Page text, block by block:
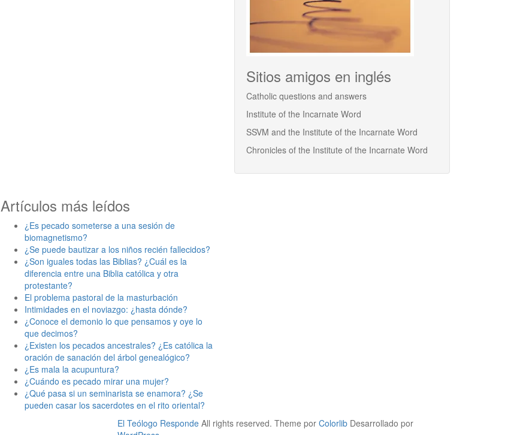
Sitios amigos en inglés
Catholic questions and answers
Institute of the Incarnate Word
SSVM and the Institute of the Incarnate Word
Chronicles of the Institute of the Incarnate Word
Artículos más leídos
¿Es pecado someterse a una sesión de
biomagnetismo?
¿Se puede bautizar a los niños recién fallecidos?
¿Son iguales todas las Biblias? ¿Cuál es la
diferencia entre una Biblia católica y otra
protestante?
El problema pastoral de la masturbación
Intimidades en el noviazgo: ¿hasta dónde?
¿Conoce el demonio lo que pensamos y oye lo
que decimos?
¿Existen los pecados ancestrales? ¿Es católica la
oración de sanación del árbol genealógico?
¿Es mala la acupuntura?
¿Cuándo es pecado mirar una mujer?
¿Qué pasa si un seminarista se enamora? ¿Se
pueden casar los sacerdotes en el rito oriental?
El Teólogo Responde All rights reserved. Theme por Colorlib Desarrollado por